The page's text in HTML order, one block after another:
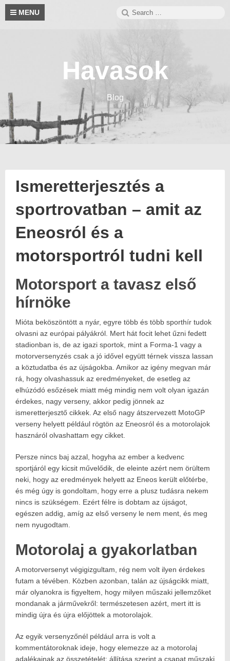
Skip
content
MENU
Search
Havasok
Blog
Ismeretterjesztés a
sportrovatban – amit az
Eneosról és a
motorsportról tudni kell
Posted
on:
2018.02.19.2018.02.19.
Author:
Havasokka
Motorsport a tavasz első
hírnöke
Mióta beköszöntött a nyár, egyre több és több sporthír tudok
olvasni az európai pályákról. Mert hát focit lehet űzni fedett
stadionban is, de az igazi sportok, mint a Forma-1 vagy a
motorversenyzés csak a jó idővel együtt térnek vissza lassan
a köztudatba és az újságokba. Amikor az igény megvan már
rá, hogy olvashassuk az eredményeket, de esetleg az
elhúzódó esőzések miatt még mindig nem volt olyan igazán
érdekes, nagy verseny, akkor pedig jönnek az
ismeretterjesztő cikkek. Az első nagy átszervezett MotoGP
verseny helyett például rögtön az Eneosról és a motorolajok
hasznáról olvashattam egy cikket.
Persze nincs baj azzal, hogyha az ember a kedvenc
sportjáról egy kicsit művelődik, de eleinte azért nem örültem
neki, hogy az eredmények helyett az Eneos került előtérbe,
és még úgy is gondoltam, hogy erre a plusz tudásra nekem
nincs is szükségem. Ezért félre is dobtam az újságot,
egészen addig, amíg az első verseny le nem ment, és meg
nem nyugodtam.
Motorolaj a gyakorlatban
A motorversenyt végigizgultam, rég nem volt ilyen érdekes
futam a tévében. Közben azonban, talán az újságcikk miatt,
már olyanokra is figyeltem, hogy milyen műszaki jellemzőket
mondanak a járművekről: természetesen azért, mert itt is
mindig újra és újra előjöttek a motorolajok.
Az egyik versenyzőnél például arra is volt a
kommentátoroknak ideje, hogy elemezze az a motorolaj
adalékainak az összetételét: állítása szerint a csapat műszaki